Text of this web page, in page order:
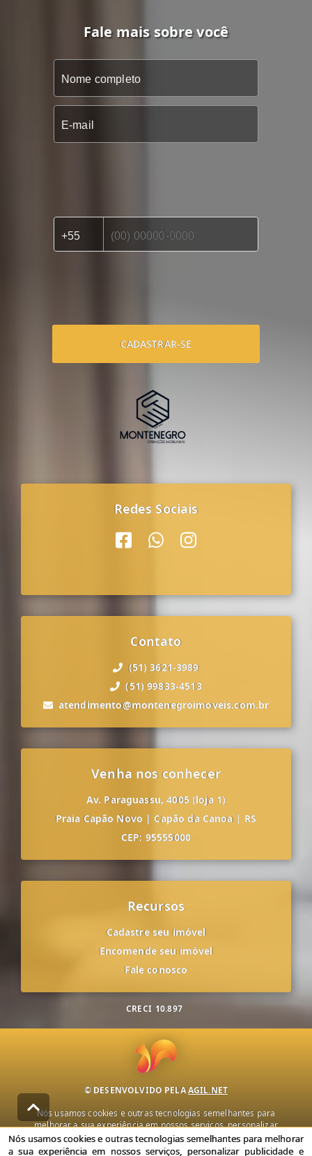
Fale mais sobre você
CADASTRAR-SE
Redes Sociais
Contato
(51) 3621-3989
(51) 99833-4513
atendimento@montenegroimoveis.com.br
Venha nos conhecer
Av. Paraguassu, 4005 (loja 1)
Praia Capão Novo | Capão da Canoa | RS
CEP: 95555000
Recursos
Cadastre seu imóvel
Encomende seu imóvel
Fale conosco
CRECI 10.897
© DESENVOLVIDO PELAAGIL.NET
Nós usamos cookies e outras tecnologias semelhantes para
melhorar a sua experiência em nossos serviços, personalizar
publicidade e recomendar conteúdo de seu interesse. Ao utilizar
nossos serviços, você concorda com nossa política de privacidade e
Nós usamos cookies e outras tecnologias semelhantes para melhorar
a sua experiência em nossos serviços, personalizar publicidade e